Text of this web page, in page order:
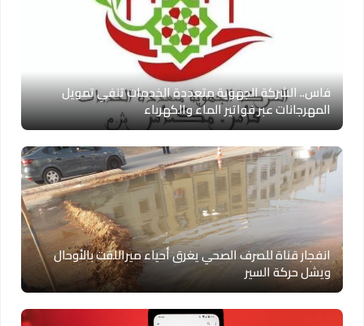
فاس.. الشركة الجهوية متعددة الخدمات تنفي تمويل
المهرجانات عبر فواتير الماء والكهرباء
انفجار قناة للصرف الصحي يغرق أحياء ميراللفت بالأوحال
ويشل حركة السير